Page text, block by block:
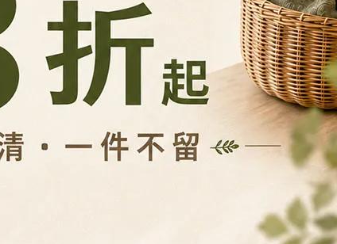
絶對值得您信賴。
一類都有固定位置，打開就能看到。
集中收好，台面立刻乾淨。
常動線變順：早上拿衣物更快、晚上保養更順、房間視覺
的人。